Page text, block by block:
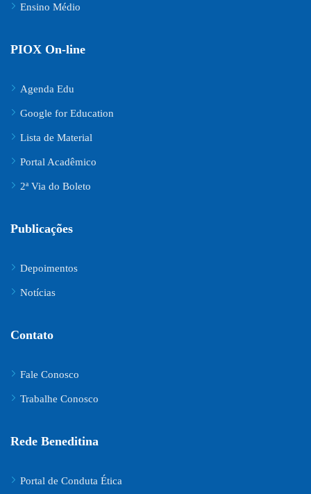
Ensino Médio
PIOX On-line
Agenda Edu
Google for Education
Lista de Material
Portal Acadêmico
2ª Via do Boleto
Publicações
Depoimentos
Notícias
Contato
Fale Conosco
Trabalhe Conosco
Rede Beneditina
Portal de Conduta Ética